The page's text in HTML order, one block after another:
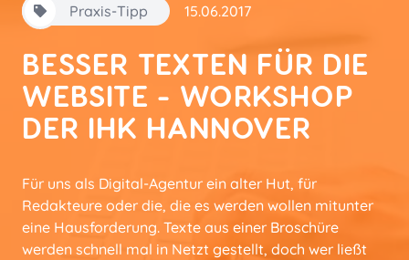
Praxis-Tipp 15.06.2017
BESSER TEXTEN FÜR DIE
WEBSITE - WORKSHOP
DER IHK HANNOVER
Für uns als Digital-Agentur ein alter Hut, für
Redakteure oder die, die es werden wollen mitunter
eine Hausforderung. Texte aus einer Broschüre
werden schnell mal in Netzt gestellt, doch wer ließt